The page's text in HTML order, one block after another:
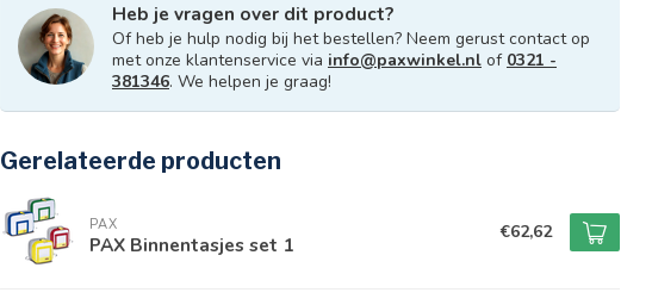
Heb je vragen over dit product?
Of heb je hulp nodig bij het bestellen? Neem gerust contact op
met onze klantenservice via info@paxwinkel.nl of 0321 -
381346. We helpen je graag!
Gerelateerde producten
PAX
PAX Binnentasjes set 1 €62,62